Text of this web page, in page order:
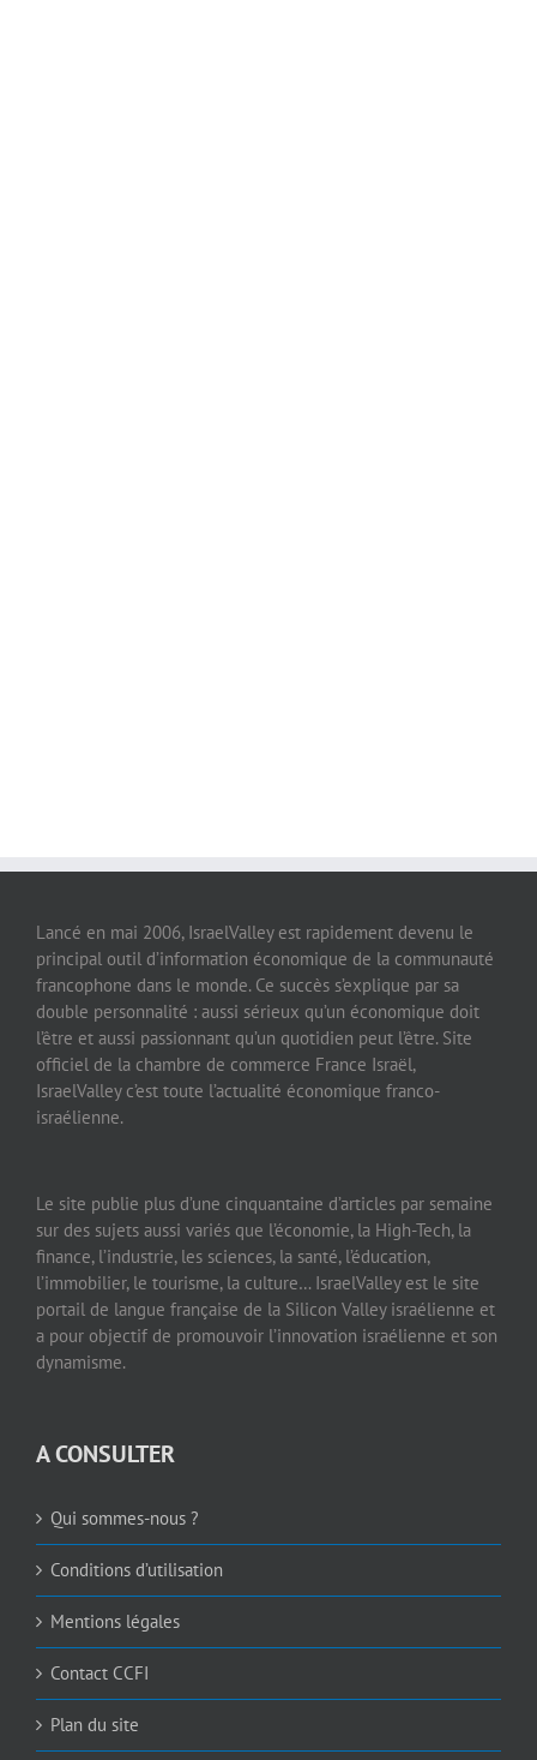
Lancé en mai 2006, IsraelValley est rapidement devenu le
principal outil d’information économique de la communauté
francophone dans le monde. Ce succès s’explique par sa
double personnalité : aussi sérieux qu’un économique doit
l’être et aussi passionnant qu’un quotidien peut l’être. Site
officiel de la chambre de commerce France Israël,
IsraelValley c’est toute l’actualité économique franco-
israélienne.
Le site publie plus d’une cinquantaine d’articles par semaine
sur des sujets aussi variés que l’économie, la High-Tech, la
finance, l’industrie, les sciences, la santé, l’éducation,
l’immobilier, le tourisme, la culture… IsraelValley est le site
portail de langue française de la Silicon Valley israélienne et
a pour objectif de promouvoir l’innovation israélienne et son
dynamisme.
A CONSULTER
Qui sommes-nous ?
Conditions d’utilisation
Mentions légales
Contact CCFI
Plan du site